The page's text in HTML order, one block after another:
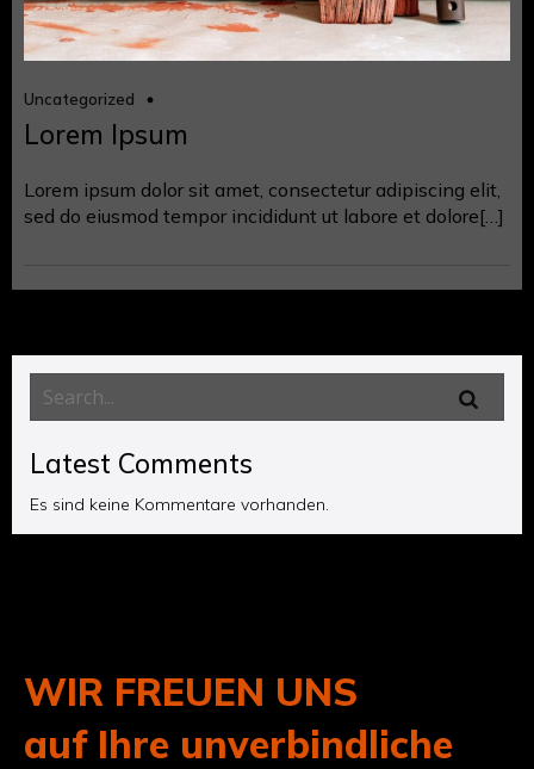
Uncategorized
Lorem Ipsum
Lorem ipsum dolor sit amet, consectetur adipiscing elit,
sed do eiusmod tempor incididunt ut labore et dolore[…]
Latest Comments
Es sind keine Kommentare vorhanden.
WIR FREUEN UNS
auf Ihre unverbindliche